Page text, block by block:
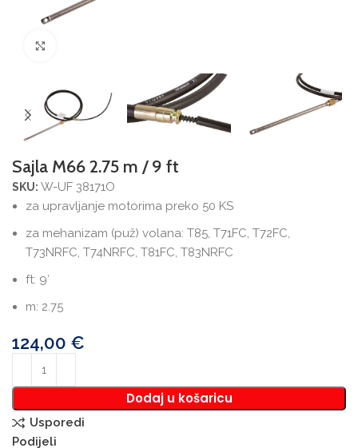
Sajla M66 2.75 m / 9 ft
SKU:W-UF 38171O
za upravljanje motorima preko 50 KS
za mehanizam (puž) volana: T85, T71FC, T72FC,
T73NRFC, T74NRFC, T81FC, T83NRFC
ft: 9′
m: 2.75
124,00 €
Dodaj u košaricu
Usporedi
Podijeli